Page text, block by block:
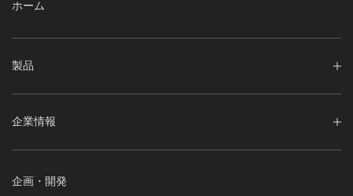
ホーム
製品
企業情報
企画・開発